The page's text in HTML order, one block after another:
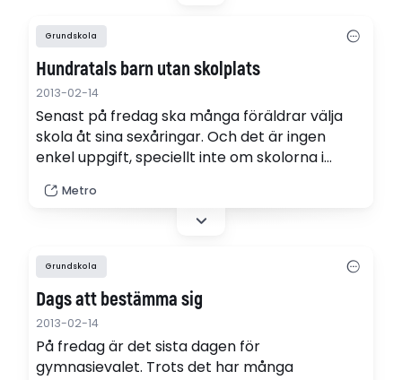
Grundskola
Hundratals barn utan skolplats
2013-02-14
Senast på fredag ska många föräldrar välja
skola åt sina sexåringar. Och det är ingen
enkel uppgift, speciellt inte om skolorna i
Metro
Grundskola
Dags att bestämma sig
2013-02-14
På fredag är det sista dagen för
gymnasievalet. Trots det har många